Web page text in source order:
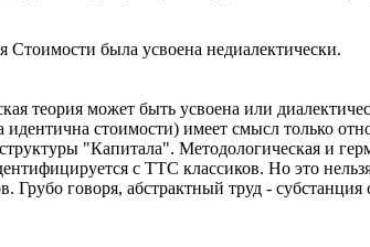
Стоимости была усвоена недиалектически.
теория может быть усвоена или
стоимости) имеет смысл только
"Капитала". Методологическая и
с ТТС классиков. Но это
Грубо говоря, абстрактный труд -